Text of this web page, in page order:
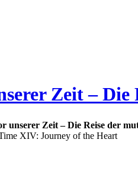
Zeit –
unserer Zeit – Die Reise der
XIV: Journey of the Heart